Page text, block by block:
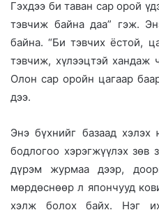
Гэхдээ би таван сар орой
тэвчиж байна даа” гэж.
байна. “Би тэвчих ёстой,
тэвчиж, хүлээцтэй хандаж
Олон сар оройн цагаар
дээ.
Энэ бүхнийг базаад
бодлогоо хэрэгжүүлэх зөв
дүрэм журмаа дээр,
мөрдөснөөр л япончууд
хэлж болох байх. Нэг